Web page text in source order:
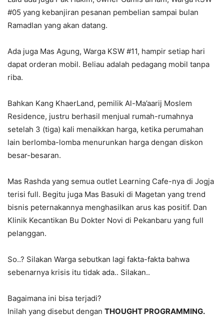
#05 yang kebanjiran pesanan pembelian sampai bulan
Ramadlan yang akan datang.
Ada juga Mas Agung, Warga KSW #11, hampir setiap hari
dapat orderan mobil. Beliau adalah pedagang mobil tanpa
riba.
Bahkan Kang KhaerLand, pemilik Al-Ma’aarij Moslem
Residence, justru berhasil menjual rumah-rumahnya
setelah 3 (tiga) kali menaikkan harga, ketika perumahan
lain berlomba-lomba menurunkan harga dengan diskon
besar-besaran.
Mas Rashda yang semua outlet Learning Cafe-nya di Jogja
terisi full. Begitu juga Mas Basuki di Magetan yang trend
bisnis peternakannya menghasilkan arus kas positif. Dan
Klinik Kecantikan Bu Dokter Novi di Pekanbaru yang full
pelanggan.
So..? Silakan Warga sebutkan lagi fakta-fakta bahwa
sebenarnya krisis itu tidak ada.. Silakan..
Bagaimana ini bisa terjadi?
Inilah yang disebut dengan THOUGHT PROGRAMMING.